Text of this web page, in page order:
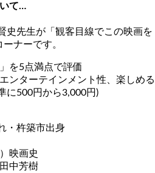
て…
史先生が「観客目線でこの映画を
ナーです。
を5点満点で評価
ンターテインメント性、楽しめる
に500円から3,000円)
・杵築市出身
映画史
中芳樹